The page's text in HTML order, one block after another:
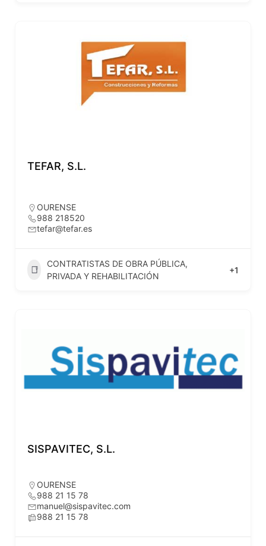
TEFAR, S.L.
OURENSE
988 218520
tefar@tefar.es
CONTRATISTAS DE OBRA PÚBLICA,
PRIVADA Y REHABILITACIÓN
+1
SISPAVITEC, S.L.
OURENSE
988 21 15 78
manuel@sispavitec.com
988 21 15 78